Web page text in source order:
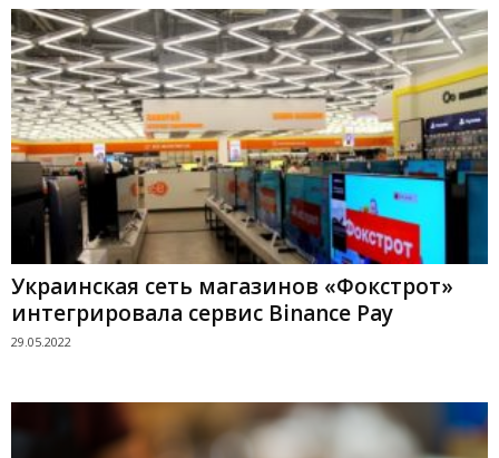
Украинская сеть магазинов «Фокстрот»
интегрировала сервис Binance Pay
29.05.2022